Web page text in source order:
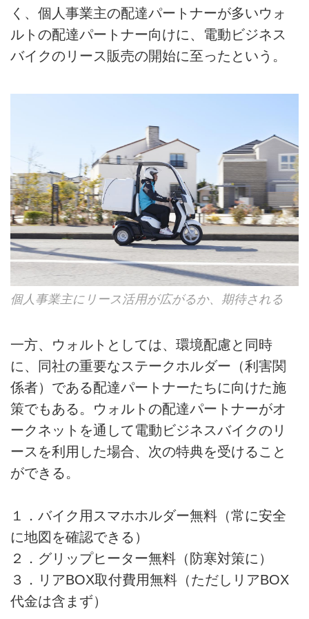
く、個人事業主の配達パートナーが多いウォ
ルトの配達パートナー向けに、電動ビジネス
バイクのリース販売の開始に至ったという。
個人事業主にリース活用が広がるか、期待される
一方、ウォルトとしては、環境配慮と同時
に、同社の重要なステークホルダー（利害関
係者）である配達パートナーたちに向けた施
策でもある。ウォルトの配達パートナーがオ
ークネットを通して電動ビジネスバイクのリ
ースを利用した場合、次の特典を受けること
ができる。
１．バイク用スマホホルダー無料（常に安全
に地図を確認できる）
２．グリップヒーター無料（防寒対策に）
３．リアBOX取付費用無料（ただしリアBOX
代金は含まず）